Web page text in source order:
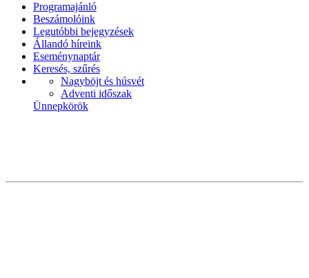
Programajánló
Beszámolóink
Legutóbbi bejegyzések
Állandó híreink
Eseménynaptár
Keresés, szűrés
Nagyböjt és húsvét
Adventi időszak
Ünnepkörök